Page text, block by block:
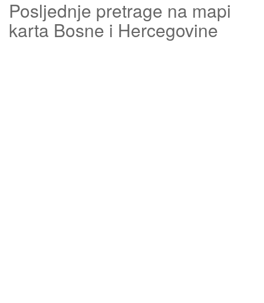
Posljednje pretrage na mapi
karta Bosne i Hercegovine